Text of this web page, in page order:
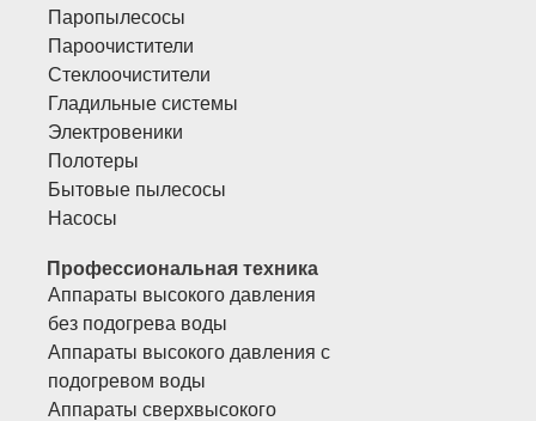
Паропылесосы
Пароочистители
Стеклоочистители
Гладильные системы
Электровеники
Полотеры
Бытовые пылесосы
Насосы
Профессиональная техника
Аппараты высокого давления
без подогрева воды
Аппараты высокого давления с
подогревом воды
Аппараты сверхвысокого